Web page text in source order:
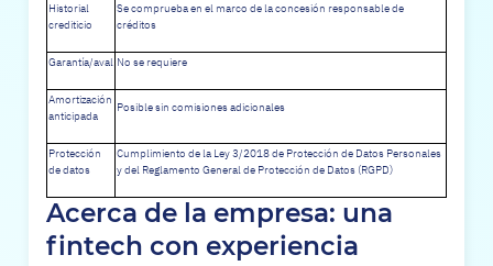
Historial
crediticio
Se comprueba en el marco de la concesión responsable de
créditos
Garantía/aval No se requiere
Amortización
anticipada
Posible sin comisiones adicionales
Protección
de datos
Cumplimiento de la Ley 3/2018 de Protección de Datos Personales
y del Reglamento General de Protección de Datos (RGPD)
Acerca de la empresa: una
fintech con experiencia